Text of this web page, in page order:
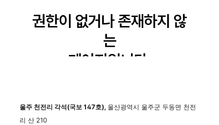
울주 천전리 각석(국보 147호), 울산광역시 울주군 두동면 천전
리 산 210